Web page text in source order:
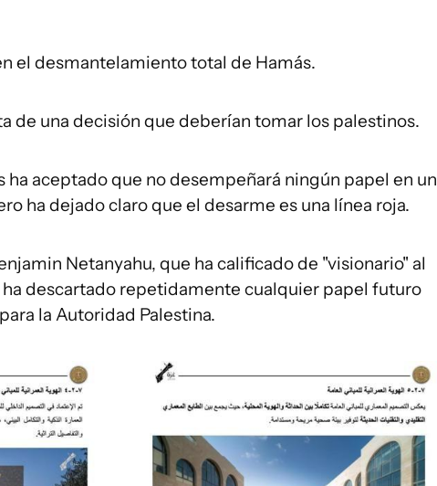
el desmantelamiento total de Hamás.
de una decisión que deberían tomar los palestinos.
ha aceptado que no desempeñará ningún papel en un
ha dejado claro que el desarme es una línea roja.
Netanyahu, que ha calificado de "visionario" al
descartado repetidamente cualquier papel futuro
la Autoridad Palestina.